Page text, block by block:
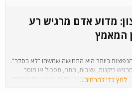
מדוע אדם מרגיש רע
המאמץ​
ביותר היא התחושה שמשהו “לא בסדר”.
ריקנות, עצבות, מתח, תסכול או חוסר
לברוח מן ההרגשה הזאת באמצעות הסחות
לחץ כדי להרחיב...